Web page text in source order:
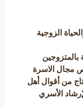
الزوجية
بالمتزوجين
مجال الاسرة
من أقوال أهل
الأسري